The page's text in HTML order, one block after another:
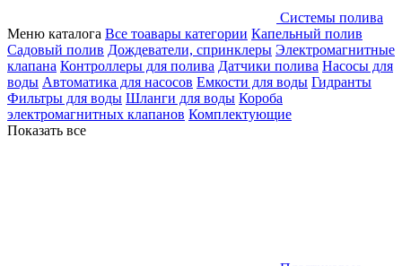
Системы полива
Меню каталога Все тоавары категории Капельный полив
Садовый полив Дождеватели, спринклеры Электромагнитные
клапана Контроллеры для полива Датчики полива Насосы для
воды Автоматика для насосов Емкости для воды Гидранты
Фильтры для воды Шланги для воды Короба
электромагнитных клапанов Комплектующие
Показать все